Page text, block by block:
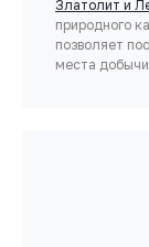
Златолит и
природного
позволяет
места